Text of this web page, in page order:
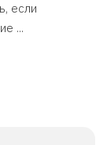
если
...